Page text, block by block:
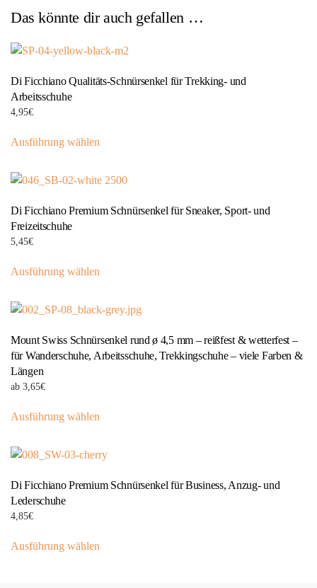
Das könnte dir auch gefallen …
Di Ficchiano Qualitäts-Schnürsenkel für Trekking- und
Arbeitsschuhe
4,95€
Ausführung wählenProdukt
mehrere
auf.
Produktseite
werden
Di Ficchiano Premium Schnürsenkel für Sneaker, Sport- und
Freizeitschuhe
5,45€
Ausführung wählenProdukt
mehrere
auf.
Die
gewählt
Mount Swiss Schnürsenkel rund ø 4,5 mm – reißfest & wetterfest –
für Wanderschuhe, Arbeitsschuhe, Trekkingschuhe – viele Farben &
Längen
ab 3,65€
Ausführung wählenProdukt
mehrere
auf.
Di Ficchiano Premium Schnürsenkel für Business, Anzug- und
Lederschuhe
4,85€
Ausführung wählenProdukt